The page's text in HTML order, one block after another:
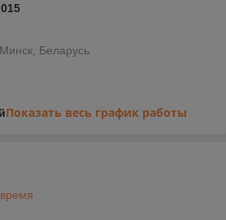
Беларусь
Показать весь график работы